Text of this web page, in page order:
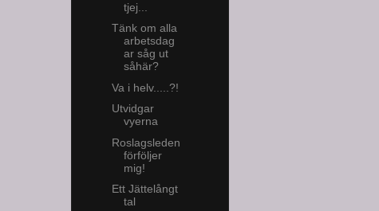
tjej...
Tänk om alla
arbetsdag
ar såg ut
såhär?
Va i helv.....?!
Utvidgar
vyerna
Roslagsleden
förföljer
mig!
Ett Jättelångt
tal